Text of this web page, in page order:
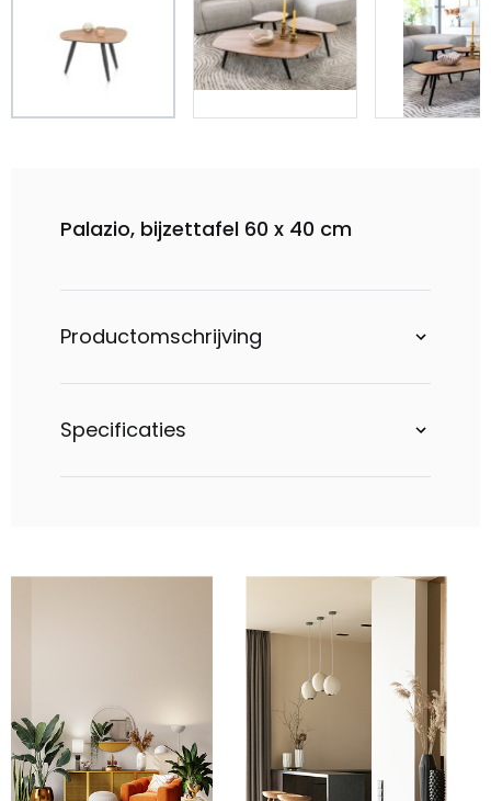
Palazio, bijzettafel 60 x 40 cm
Productomschrijving
Specificaties